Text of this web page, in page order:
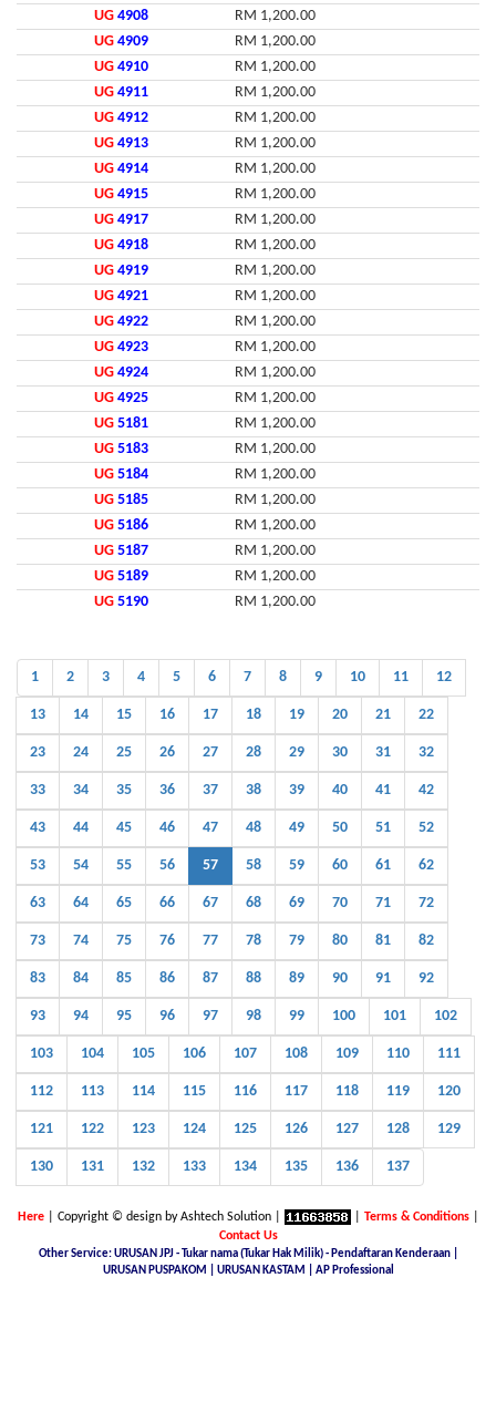
UG 4908
RM 1,200.00
UG 4909
RM 1,200.00
UG 4910
RM 1,200.00
UG 4911
RM 1,200.00
UG 4912
RM 1,200.00
UG 4913
RM 1,200.00
UG 4914
RM 1,200.00
UG 4915
RM 1,200.00
UG 4917
RM 1,200.00
UG 4918
RM 1,200.00
UG 4919
RM 1,200.00
UG 4921
RM 1,200.00
UG 4922
RM 1,200.00
UG 4923
RM 1,200.00
UG 4924
RM 1,200.00
UG 4925
RM 1,200.00
UG 5181
RM 1,200.00
UG 5183
RM 1,200.00
UG 5184
RM 1,200.00
UG 5185
RM 1,200.00
UG 5186
RM 1,200.00
UG 5187
RM 1,200.00
UG 5189
RM 1,200.00
UG 5190 RM 1,200.00
1 2 3 4 5 6 7 8 9 10 11 12
13 14 15 16 17 18 19 20 21 22
23 24 25 26 27 28 29 30 31 32
33 34 35 36 37 38 39 40 41 42
43 44 45 46 47 48 49 50 51 52
53 54 55 56 57 58 59 60 61 62
63 64 65 66 67 68 69 70 71 72
73 74 75 76 77 78 79 80 81 82
83 84 85 86 87 88 89 90 91 92
93 94 95 96 97 98 99 100 101 102
103 104 105 106 107 108 109 110 111
112 113 114 115 116 117 118 119 120
121 122 123 124 125 126 127 128 129
130 131 132 133 134 135 136 137
Here| Copyright © design by Ashtech Solution | Terms & Conditions|
Contact Us
Other Service: URUSAN JPJ - Tukar nama (Tukar Hak Milik) - Pendaftaran Kenderaan |
URUSAN PUSPAKOM | URUSAN KASTAM | AP Professional